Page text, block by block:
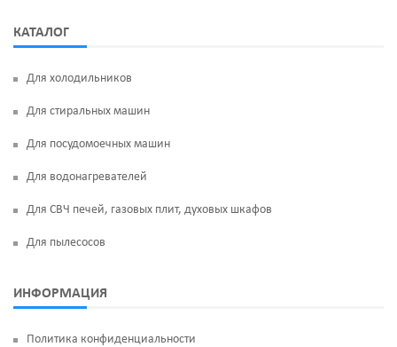
КАТАЛОГ
Для холодильников
Для стиральных машин
Для посудомоечных машин
Для водонагревателей
Для СВЧ печей, газовых плит, духовых шкафов
Для пылесосов
ИНФОРМАЦИЯ
Политика конфиденциальности